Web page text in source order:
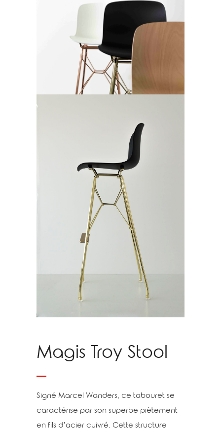
Magis Troy Stool
Signé Marcel Wanders, ce tabouret se
caractérise par son superbe piètement
en fils d’acier cuivré. Cette structure